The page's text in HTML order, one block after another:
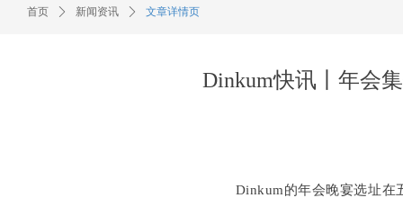
Dinkum快讯丨年会
Dinkum的年会晚宴选址在
首页 ꄲ 新闻资讯 ꄲ 文章详情页